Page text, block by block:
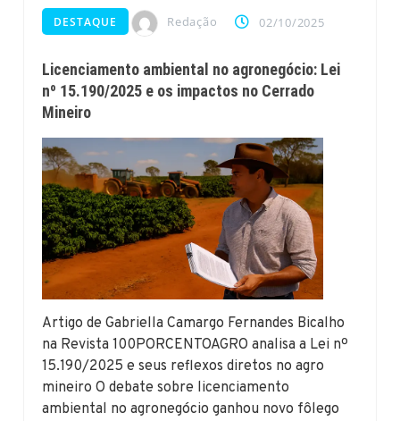
DESTAQUE Redação 02/10/2025
Licenciamento ambiental no agronegócio: Lei
nº 15.190/2025 e os impactos no Cerrado
Mineiro
Artigo de Gabriella Camargo Fernandes Bicalho
na Revista 100PORCENTOAGRO analisa a Lei nº
15.190/2025 e seus reflexos diretos no agro
mineiro O debate sobre licenciamento
ambiental no agronegócio ganhou novo fôlego